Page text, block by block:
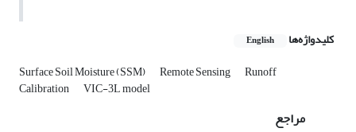
کلیدواژه‌ها English
Surface Soil Moisture (SSM) Remote Sensing Runoff
Calibration VIC-3L model
مراجع